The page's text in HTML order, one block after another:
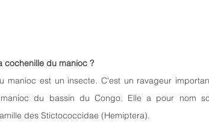
cochenille du manioc ?
manioc est un insecte. C'est un ravageur
du bassin du Congo. Elle a pour nom
des Stictococcidae (Hemiptera).